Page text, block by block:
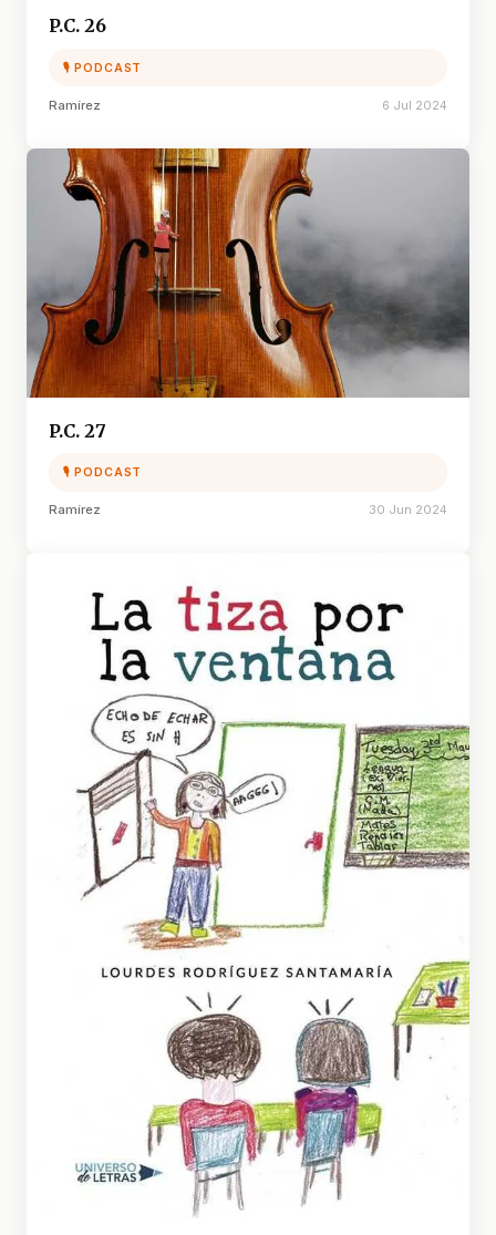
P.C. 26
🎙 PODCAST
Ramírez 6 Jul 2024
P.C. 27
🎙 PODCAST
Ramírez 30 Jun 2024